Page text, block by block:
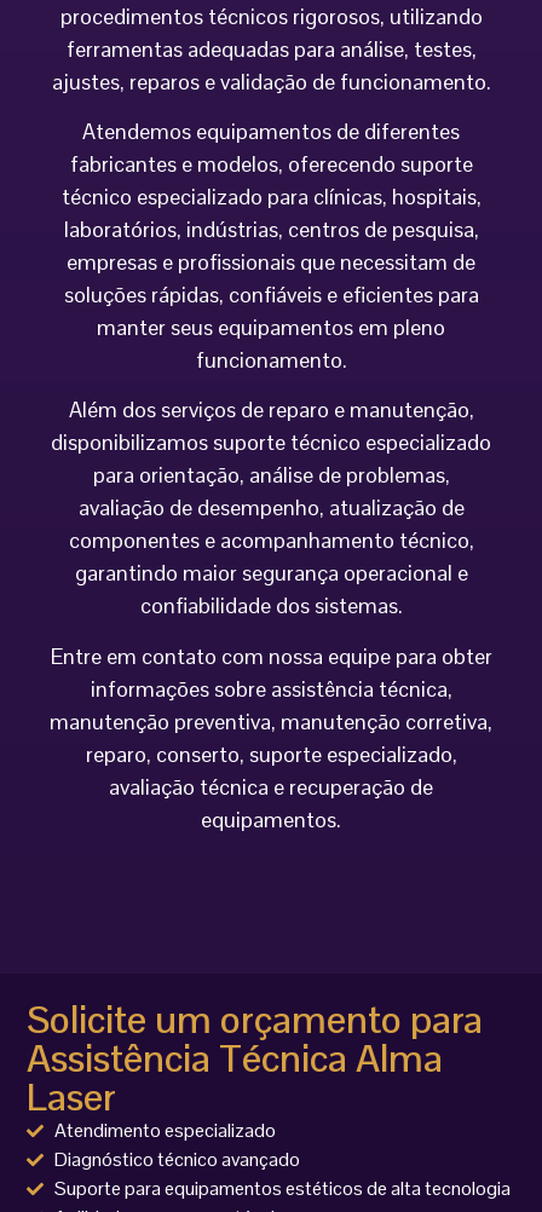
procedimentos técnicos rigorosos, utilizando
ferramentas adequadas para análise, testes,
ajustes, reparos e validação de funcionamento.
Atendemos equipamentos de diferentes
fabricantes e modelos, oferecendo suporte
técnico especializado para clínicas, hospitais,
laboratórios, indústrias, centros de pesquisa,
empresas e profissionais que necessitam de
soluções rápidas, confiáveis e eficientes para
manter seus equipamentos em pleno
funcionamento.
Além dos serviços de reparo e manutenção,
disponibilizamos suporte técnico especializado
para orientação, análise de problemas,
avaliação de desempenho, atualização de
componentes e acompanhamento técnico,
garantindo maior segurança operacional e
confiabilidade dos sistemas.
Entre em contato com nossa equipe para obter
informações sobre assistência técnica,
manutenção preventiva, manutenção corretiva,
reparo, conserto, suporte especializado,
avaliação técnica e recuperação de
equipamentos.
Solicite um orçamento para
Assistência Técnica Alma
Laser
Atendimento especializado
Diagnóstico técnico avançado
Suporte para equipamentos estéticos de alta tecnologia